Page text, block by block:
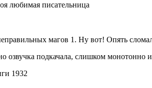
любимая писательница
магов 1. Ну вот! Опять
озвучка подкачала, слишком
1932